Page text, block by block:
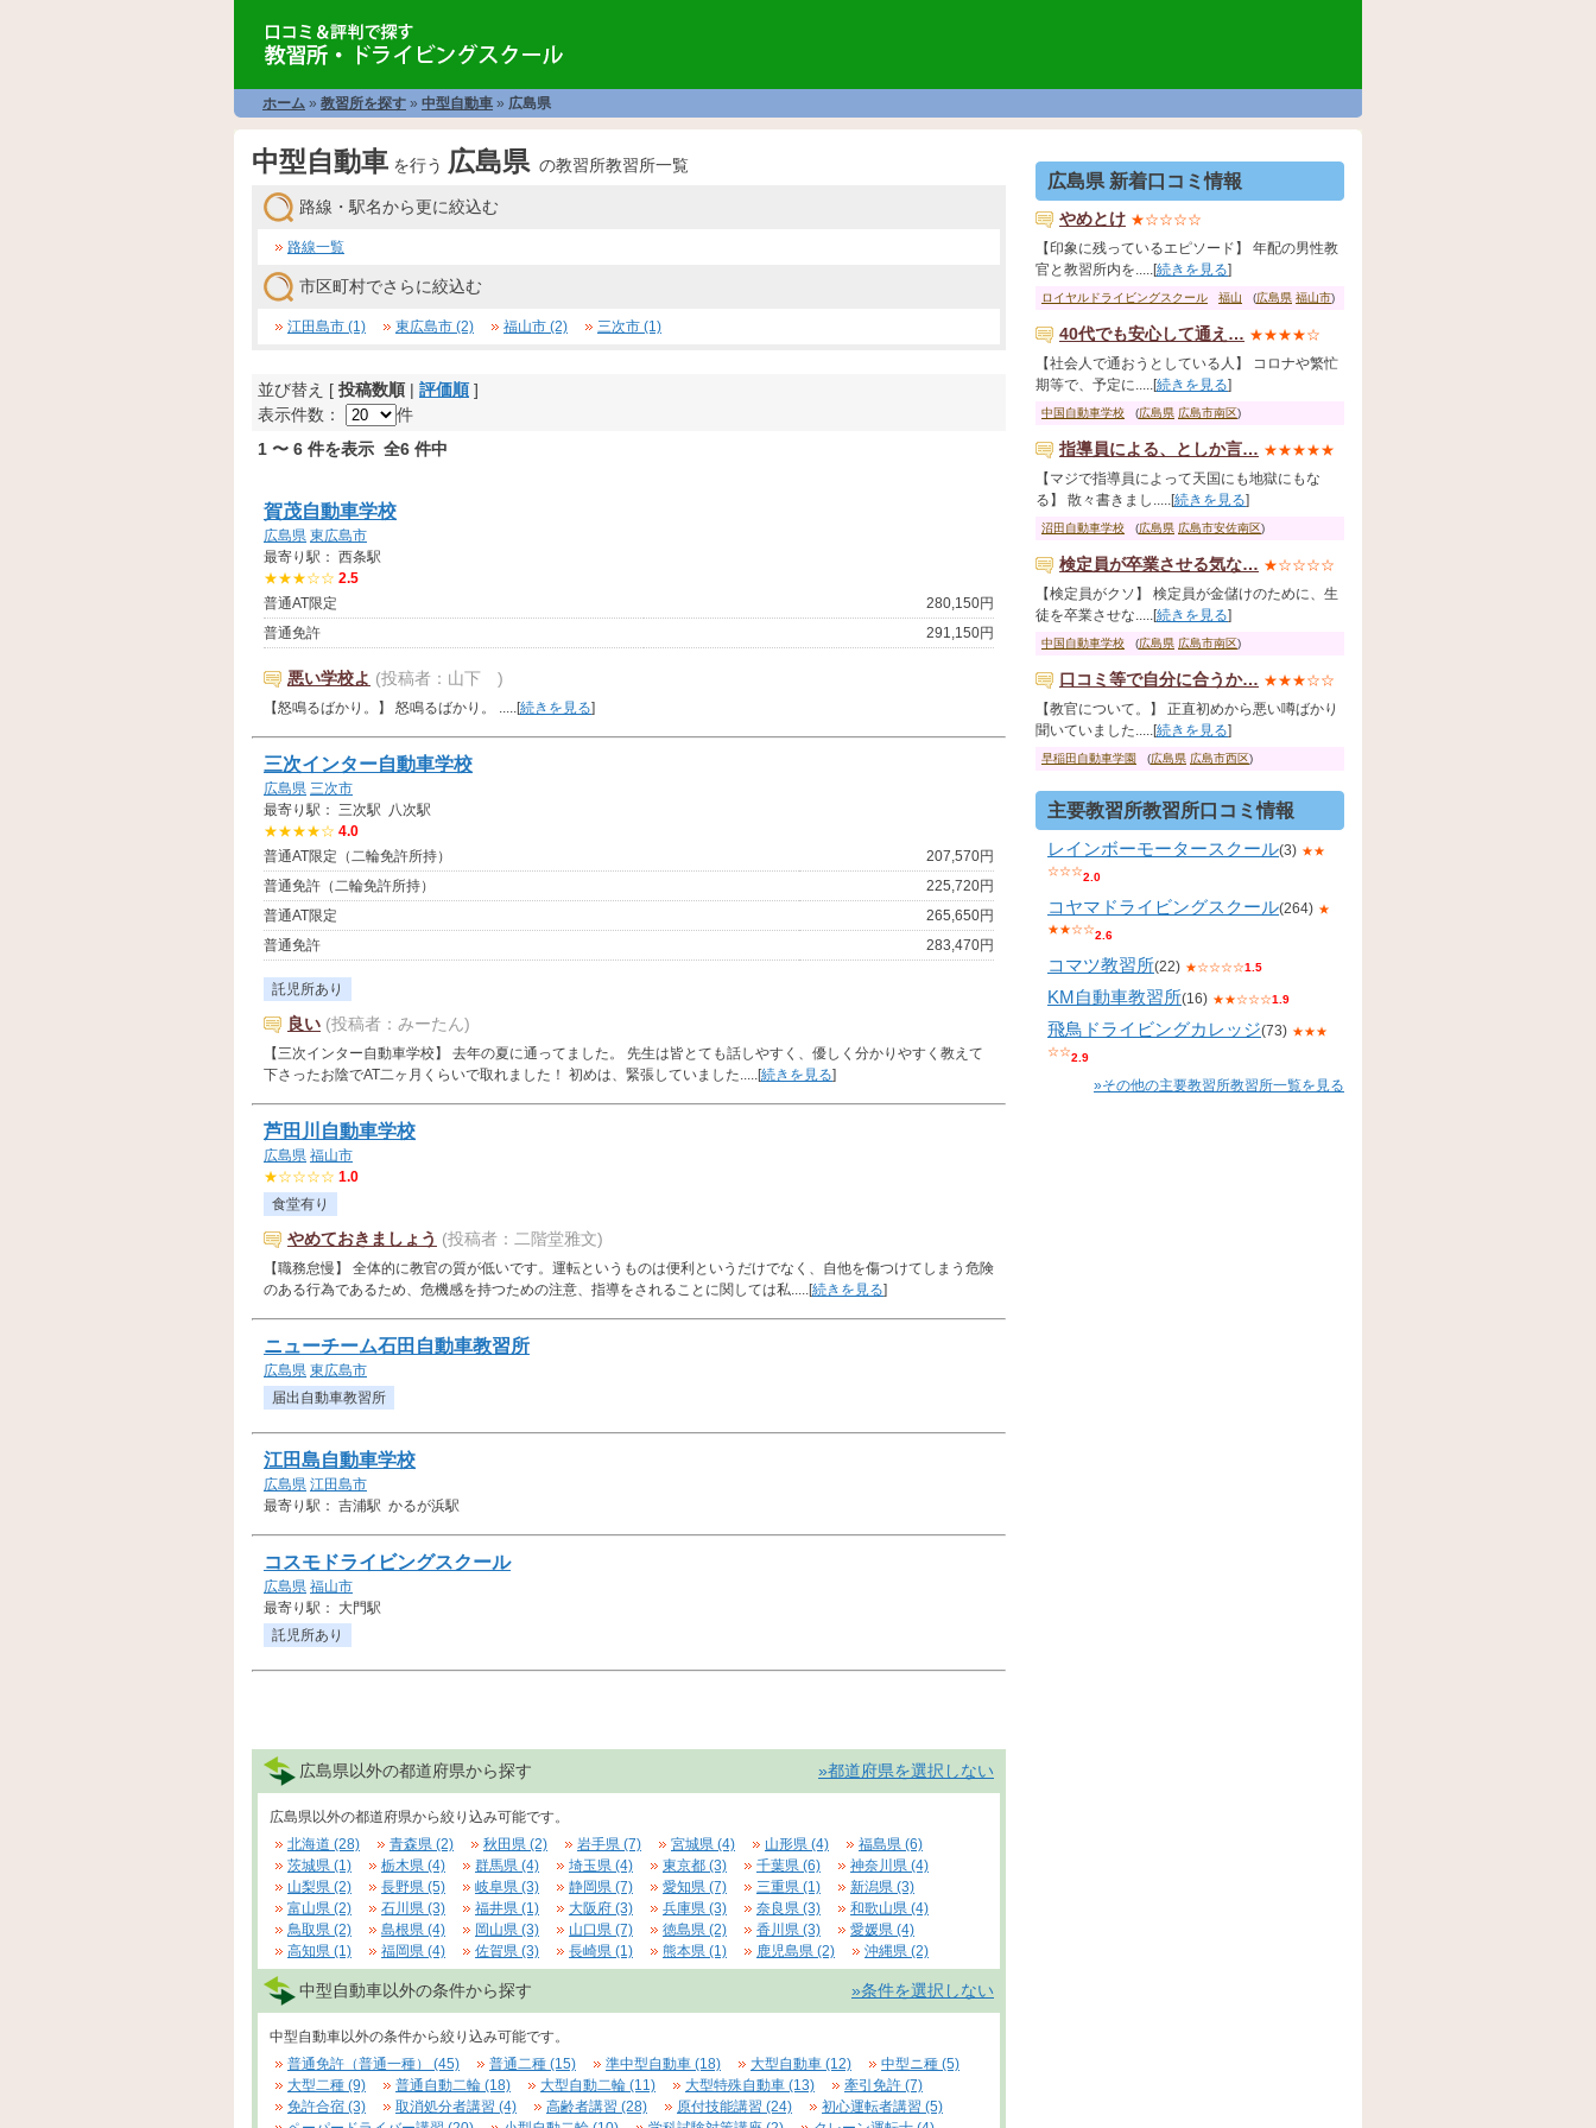
ホーム » 教習所を探す » 中型自動車 » 広島県
中型自動車 を行う 広島県 の教習所教習所一覧
路線・駅名から更に絞込む
路線一覧
市区町村でさらに絞込む
江田島市 (1) 東広島市 (2) 福山市 (2) 三次市 (1)
並び替え [ 投稿数順| 評価順]
表示件数：
件
1 〜 6 件を表示 全6 件中
賀茂自動車学校
広島県 東広島市
最寄り駅： 西条駅
★★★☆☆ 2.5
普通AT限定
280,150円
普通免許
291,150円
悪い学校よ (投稿者：山下 )
【怒鳴るばかり。】 怒鳴るばかり。 .....[続きを見る]
三次インター自動車学校
広島県 三次市
最寄り駅： 三次駅 八次駅
★★★★☆ 4.0
普通AT限定（二輪免許所持）
207,570円
普通免許（二輪免許所持）
225,720円
普通AT限定
265,650円
普通免許
283,470円
託児所あり
良い (投稿者：みーたん)
【三次インター自動車学校】 去年の夏に通ってました。 先生は皆とても話しやすく、優しく分かりやすく教えて
下さったお陰でAT二ヶ月くらいで取れました！ 初めは、緊張していました.....[続きを見る]
芦田川自動車学校
広島県 福山市
★☆☆☆☆ 1.0
食堂有り
やめておきましょう (投稿者：二階堂雅文)
【職務怠慢】 全体的に教官の質が低いです。運転というものは便利というだけでなく、自他を傷つけてしまう危険
のある行為であるため、危機感を持つための注意、指導をされることに関しては私.....[続きを見る]
ニューチーム石田自動車教習所
広島県 東広島市
届出自動車教習所
江田島自動車学校
広島県 江田島市
最寄り駅： 吉浦駅 かるが浜駅
コスモドライビングスクール
広島県 福山市
最寄り駅： 大門駅
託児所あり
広島県以外の都道府県から探す »都道府県を選択しない
広島県以外の都道府県から絞り込み可能です。
北海道 (28)
青森県 (2) 秋田県 (2) 岩手県 (7) 宮城県 (4) 山形県 (4)
福島県 (6)
茨城県 (1)
栃木県 (4) 群馬県 (4) 埼玉県 (4) 東京都 (3) 千葉県 (6)
神奈川県 (4)
山梨県 (2)
長野県 (5) 岐阜県 (3) 静岡県 (7) 愛知県 (7) 三重県 (1)
新潟県 (3)
富山県 (2)
石川県 (3) 福井県 (1) 大阪府 (3) 兵庫県 (3) 奈良県 (3)
和歌山県 (4)
鳥取県 (2)
島根県 (4) 岡山県 (3) 山口県 (7) 徳島県 (2) 香川県 (3)
愛媛県 (4)
高知県 (1)
福岡県 (4) 佐賀県 (3) 長崎県 (1) 熊本県 (1) 鹿児島県 (2) 沖縄県 (2)
中型自動車以外の条件から探す »条件を選択しない
中型自動車以外の条件から絞り込み可能です。
普通免許（普通一種） (45)
普通二種 (15) 準中型自動車 (18) 大型自動車 (12)
中型ニ種 (5)
大型二種 (9)
普通自動二輪 (18) 大型自動二輪 (11) 大型特殊自動車 (13)
牽引免許 (7)
免許合宿 (3)
取消処分者講習 (4) 高齢者講習 (28) 原付技能講習 (24)
初心運転者講習 (5)
広島県 新着口コミ情報
やめとけ ★☆☆☆☆
【印象に残っているエピソード】 年配の男性教
官と教習所内を.....[続きを見る]
ロイヤルドライビングスクール 福山 (広島県 福山市)
40代でも安心して通え… ★★★★☆
【社会人で通おうとしている人】 コロナや繁忙
期等で、予定に.....[続きを見る]
中国自動車学校 (広島県 広島市南区)
指導員による、としか言… ★★★★★
【マジで指導員によって天国にも地獄にもな
る】 散々書きまし.....[続きを見る]
沼田自動車学校 (広島県 広島市安佐南区)
検定員が卒業させる気な… ★☆☆☆☆
【検定員がクソ】 検定員が金儲けのために、生
徒を卒業させな.....[続きを見る]
中国自動車学校 (広島県 広島市南区)
口コミ等で自分に合うか… ★★★☆☆
【教官について。】 正直初めから悪い噂ばかり
聞いていました.....[続きを見る]
早稲田自動車学園 (広島県 広島市西区)
主要教習所教習所口コミ情報
レインボーモータースクール(3) ★★
☆☆☆2.0
コヤマドライビングスクール(264) ★
★★☆☆2.6
コマツ教習所(22) ★☆☆☆☆1.5
KM自動車教習所(16) ★★☆☆☆1.9
飛鳥ドライビングカレッジ(73) ★★★
☆☆2.9
»その他の主要教習所教習所一覧を見る